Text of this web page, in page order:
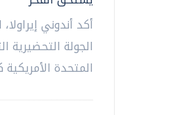
أكد أندوني
الجولة التحضيرية
المتحدة